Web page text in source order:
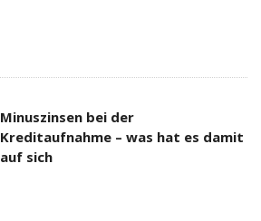
Minuszinsen bei der
Kreditaufnahme – was hat es damit
auf sich